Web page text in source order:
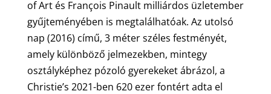
of Art és François Pinault milliárdos üzletember
gyűjteményében is megtalálhatóak. Az utolsó
nap (2016) című, 3 méter széles festményét,
amely különböző jelmezekben, mintegy
osztályképhez pózoló gyerekeket ábrázol, a
Christie’s 2021-ben 620 ezer fontért adta el